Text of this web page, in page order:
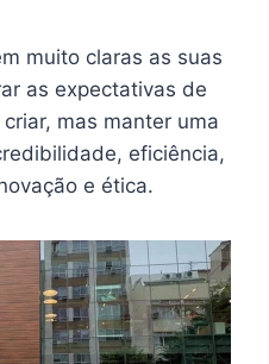
muito claras as suas
as expectativas de
mas manter uma
eficiência,
e ética.